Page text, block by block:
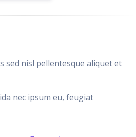
sed nisl pellentesque aliquet et
nec ipsum eu, feugiat